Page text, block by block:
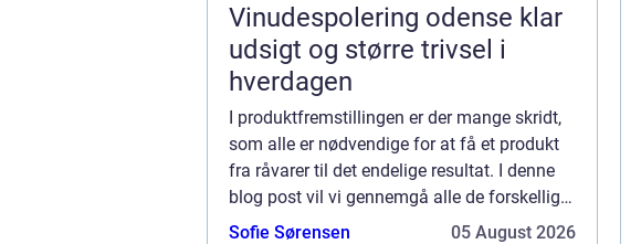
Vinudespolering odense klar
udsigt og større trivsel i
hverdagen
I produktfremstillingen er der mange skridt,
som alle er nødvendige for at få et produkt
fra råvarer til det endelige resultat. I denne
blog post vil vi gennemgå alle de forskellige
instanser og fabrikker, der er involveret i
Sofie Sørensen 05 August 2026